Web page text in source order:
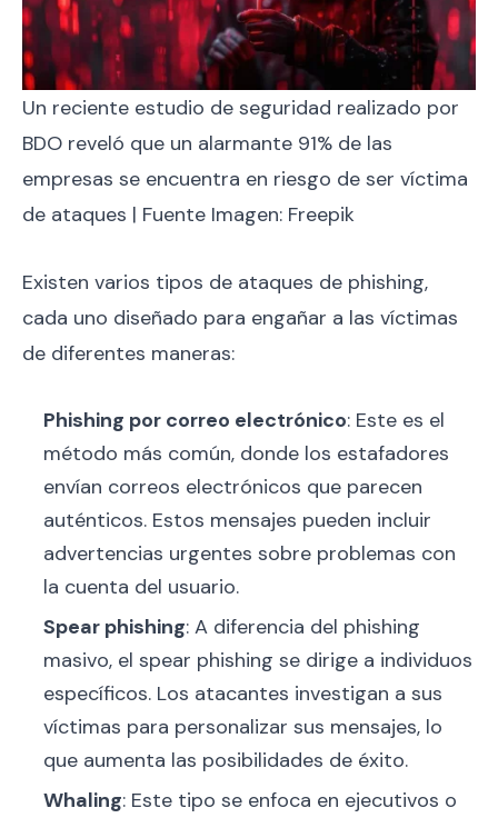
Un reciente estudio de seguridad realizado por
BDO reveló que un alarmante 91% de las
empresas se encuentra en riesgo de ser víctima
de ataques | Fuente Imagen: Freepik
Existen varios tipos de ataques de phishing,
cada uno diseñado para engañar a las víctimas
de diferentes maneras:
Phishing por correo electrónico: Este es el
método más común, donde los estafadores
envían correos electrónicos que parecen
auténticos. Estos mensajes pueden incluir
advertencias urgentes sobre problemas con
la cuenta del usuario.
Spear phishing: A diferencia del phishing
masivo, el spear phishing se dirige a individuos
específicos. Los atacantes investigan a sus
víctimas para personalizar sus mensajes, lo
que aumenta las posibilidades de éxito.
Whaling: Este tipo se enfoca en ejecutivos o